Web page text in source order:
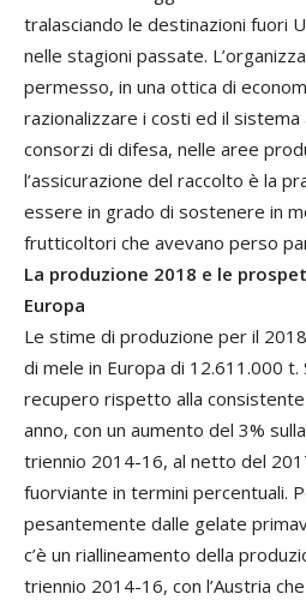
tralasciando le destinazioni fuori
nelle stagioni passate.
permesso, in una ottica di
razionalizzare i costi ed il
consorzi di difesa, nelle aree
l’assicurazione del raccolto è la
essere in grado di sostenere in
frutticoltori che avevano perso
La produzione 2018 e le
Europa
Le stime di produzione per il
di mele in Europa di 12.611.000 t.
recupero rispetto alla
anno, con un aumento del 3%
triennio 2014-16, al netto del
fuorviante in termini percentuali.
pesantemente dalle gelate
c’è un riallineamento della
triennio 2014-16, con l’Austria